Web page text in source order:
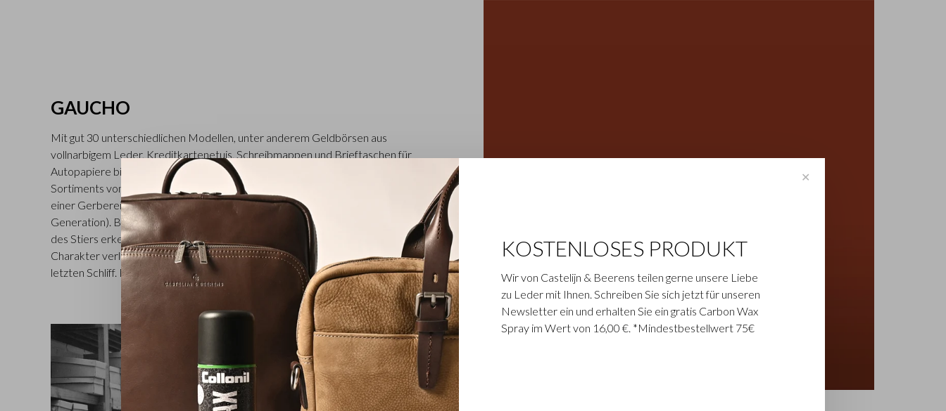
GAUCHO
Mit gut 30 unterschiedlichen Modellen, unter anderem Geldbörsen aus
vollnarbigem Leder, Kreditkartenetuis, Schreibmappen und Brieftaschen für
Autopapiere bieten wir mit Gaucho die umfassendste Kollektion innerhalb des
Sortiments von Castelijn & Beerens. Das pflanzlich gegerbte Stierleder wird in
einer Gerberei in der Toskana bearbeitet (ein Familienunternehmen der zweiten
Generation). Bei allen Lederwaren der Gaucho-Kollektion sind die Nackenfalten
des Stiers erkennbar, was den Artikeln einen natürlichen und anspruchsvollen
Charakter verleiht. Das transparente Anilin-Farbfinish verleiht den Artikeln den
letzten Schliff. Erhältlich in Schwarz, Mocca und Cognac.
✕
KOSTENLOSES PRODUKT
Wir von Castelijn & Beerens teilen gerne unsere Liebe
zu Leder mit Ihnen. Schreiben Sie sich jetzt für unseren
Newsletter ein und erhalten Sie ein gratis Carbon Wax
Spray im Wert von 16,00 €. *Mindestbestellwert 75€